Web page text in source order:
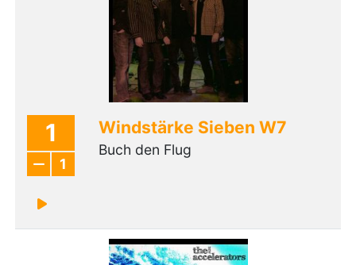
1
1
Windstärke Sieben W7
Buch den Flug